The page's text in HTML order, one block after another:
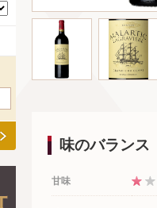
味のバランス
甘味